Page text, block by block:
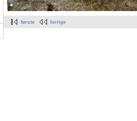
første forrige